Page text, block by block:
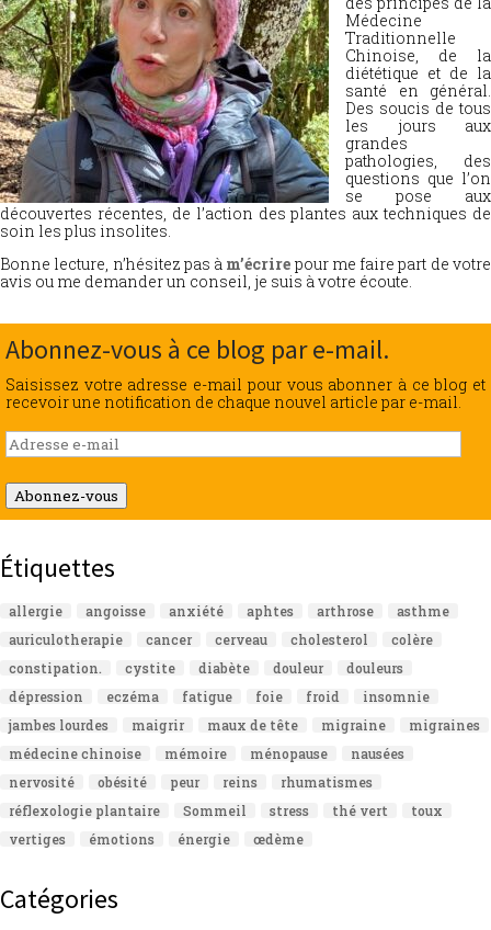
Médecine
Traditionnelle
Chinoise, de la
diététique et de la
santé en général.
Des soucis de tous
les jours aux
grandes
pathologies, des
questions que l’on
se pose aux
découvertes récentes, de l’action des plantes aux techniques de
soin les plus insolites.
Bonne lecture, n’hésitez pas à m’écrire pour me faire part de votre
avis ou me demander un conseil, je suis à votre écoute.
Abonnez-vous à ce blog par e-mail.
Saisissez votre adresse e-mail pour vous abonner à ce blog et
recevoir une notification de chaque nouvel article par e-mail.
Adresse
e-
mail
Abonnez-vous
Étiquettes
allergie angoisse anxiété aphtes arthrose
asthme
auriculotherapie
cancer cerveau cholesterol
colère
constipation.
cystite diabète douleur
douleurs
dépression
eczéma fatigue foie froid
insomnie
jambes lourdes
maigrir maux de tête migraine
migraines
médecine chinoise
mémoire ménopause
nausées
nervosité
obésité peur reins
rhumatismes
réflexologie plantaire
Sommeil stress thé vert
toux
vertiges
émotions énergie œdème
Catégories